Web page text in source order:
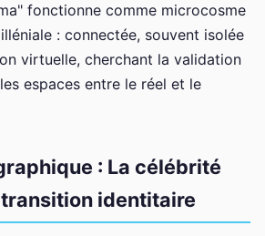
fonctionne comme microcosme
: connectée, souvent isolée
virtuelle, cherchant la validation
espaces entre le réel et le
: La célébrité
identitaire